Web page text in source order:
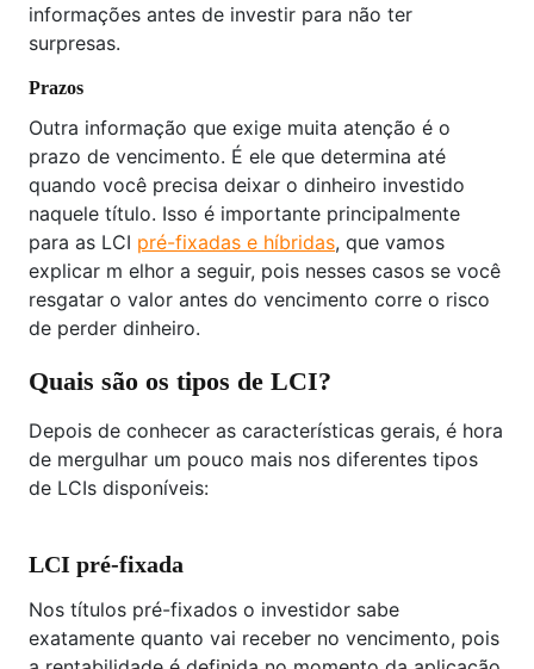
informações antes de investir para não ter
surpresas.
Prazos
Outra informação que exige muita atenção é o
prazo de vencimento. É ele que determina até
quando você precisa deixar o dinheiro investido
naquele título. Isso é importante principalmente
para as LCI pré-fixadas e híbridas, que vamos
explicar m elhor a seguir, pois nesses casos se você
resgatar o valor antes do vencimento corre o risco
de perder dinheiro.
Quais são os tipos de LCI?
Depois de conhecer as características gerais, é hora
de mergulhar um pouco mais nos diferentes tipos
de LCIs disponíveis:
LCI pré-fixada
Nos títulos pré-fixados o investidor sabe
exatamente quanto vai receber no vencimento, pois